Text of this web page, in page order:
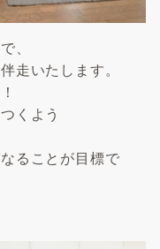
、
走いたします。
くよう
ることが目標で